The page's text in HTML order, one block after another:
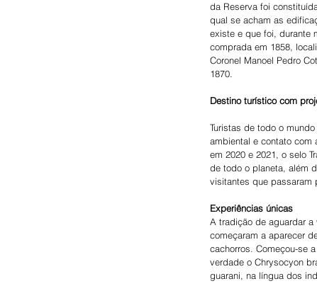
da Reserva foi
qual se acham as
existe e que foi, durante
comprada em 1858,
Coronel Manoel Pedro
1870.
Destino turístico com
Turistas de todo o
ambiental e contato com
em 2020 e 2021, o selo
de todo o planeta, além
visitantes que passaram
Experiências únicas
A tradição de aguardar
começaram a aparecer
cachorros. Começou-se
verdade o Chrysocyon
guarani, na língua dos